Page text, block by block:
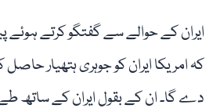
ایران کے حوالے سے گفتگو کرتے
کہ امریکا ایران کو جوہری ہتھیار
دے گا۔ ان کے بقول ایران کے ساتھ طے